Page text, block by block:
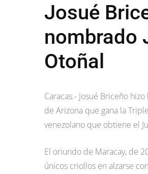
Josué
nombrado
Otoñal
Caracas.- Josué Briceño
de Arizona que gana la
venezolano que obtiene el
El oriundo de Maracay, de
únicos criollos en alzarse